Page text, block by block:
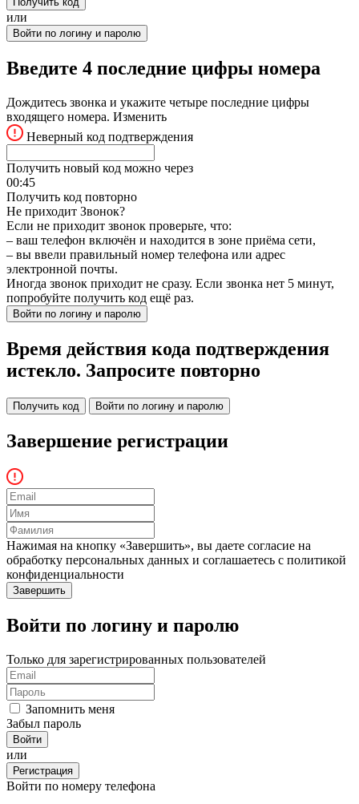
или
Войти по логину и паролю
Введите 4 последние цифры номера
Дождитесь звонка и укажите четыре последние цифры
входящего номера. Изменить
Неверный код подтверждения
Получить новый код можно через
00:45
Получить код повторно
Не приходит Звонок?
Если не приходит звонок проверьте, что:
– ваш телефон включён и находится в зоне приёма сети,
– вы ввели правильный номер телефона или адрес
электронной почты.
Иногда звонок приходит не сразу. Если звонка нет 5 минут,
попробуйте получить код ещё раз.
Войти по логину и паролю
Время действия кода подтверждения
истекло. Запросите повторно
Получить код Войти по логину и паролю
Завершение регистрации
Нажимая на кнопку «Завершить», вы даете согласие на
обработку персональных данных и соглашаетесь c политикой
конфиденциальности
Войти по логину и паролю
Только для зарегистрированных пользователей
Запомнить меня
Забыл пароль
или
Регистрация
Войти по номеру телефона